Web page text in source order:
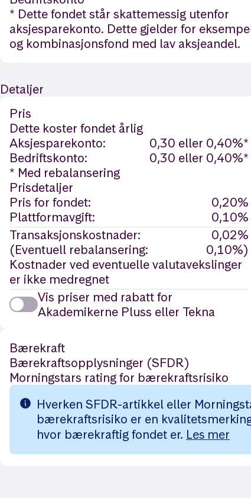
* Dette fondet står skattemessig utenfor
aksjesparekonto. Dette gjelder for
og kombinasjonsfond med lav aksjeandel.
Detaljer
Pris
Dette koster fondet årlig
Aksjesparekonto:
0,30 eller 0,40%*
Bedriftskonto:
0,30 eller 0,40%*
* Med rebalansering
Prisdetaljer
Pris for fondet:
0,20%
Plattformavgift:
0,10%
Transaksjonskostnader:
0,02%
(Eventuell rebalansering:
0,10%)
Kostnader ved eventuelle valutavekslinger
er ikke medregnet
Vis priser med rabatt for
Akademikerne Pluss eller Tekna
Bærekraft
Bærekraftsopplysninger (SFDR)
Morningstars rating for bærekraftsrisiko
Hverken SFDR-artikkel eller
bærekraftsrisiko er en
hvor bærekraftig fondet er. Les mer